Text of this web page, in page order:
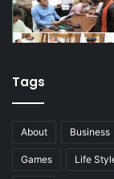
Tags
About Business
Games Life